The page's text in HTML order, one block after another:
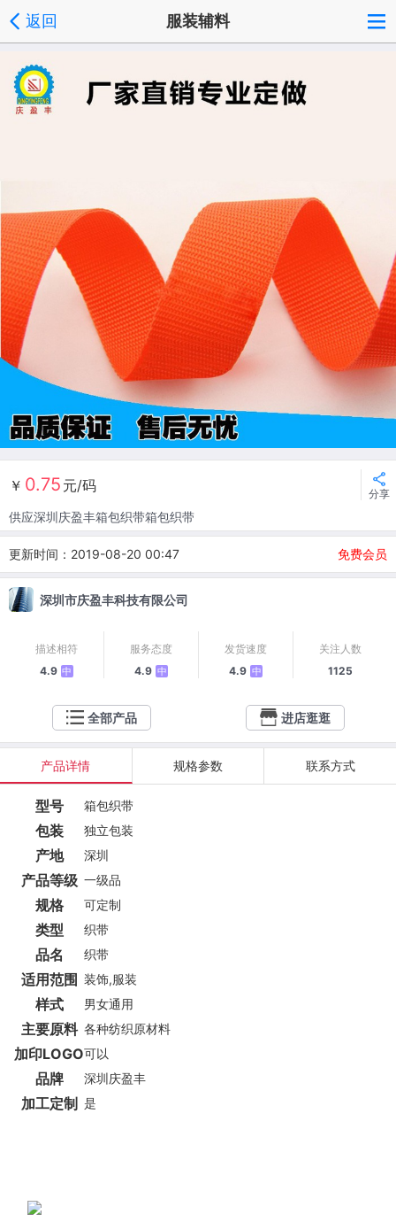
返回 服装辅料
￥ 0.75 元/码 分享
供应深圳庆盈丰箱包织带箱包织带
更新时间：2019-08-20 00:47 免费会员
深圳市庆盈丰科技有限公司
描述相符
4.9 中
服务态度
4.9 中
发货速度
4.9 中
关注人数
1125
全部产品 进店逛逛
产品详情 规格参数 联系方式
型号 箱包织带
包装 独立包装
产地 深圳
产品等级 一级品
规格 可定制
类型 织带
品名 织带
适用范围 装饰,服装
样式 男女通用
主要原料 各种纺织原材料
加印LOGO可以
品牌 深圳庆盈丰
加工定制 是